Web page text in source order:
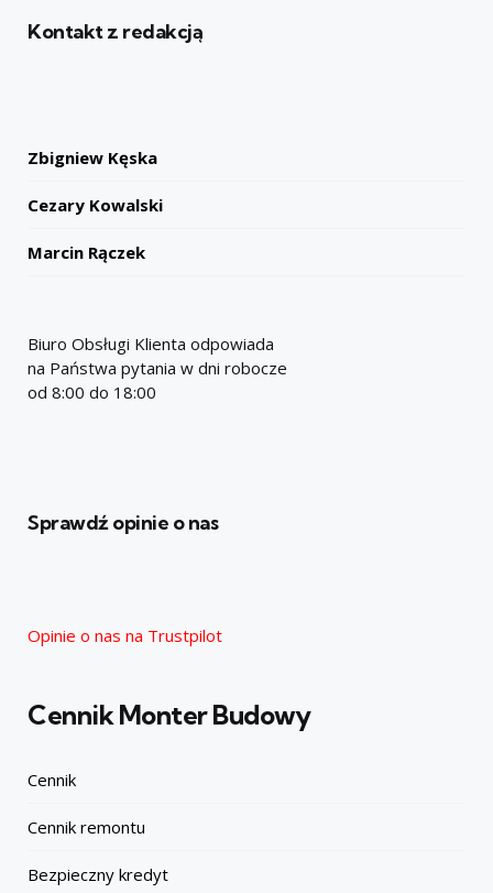
Kontakt z redakcją
Zbigniew Kęska
Cezary Kowalski
Marcin Rączek
Biuro Obsługi Klienta odpowiada
na Państwa pytania w dni robocze
od 8:00 do 18:00
Sprawdź opinie o nas
Opinie o nas na Trustpilot
Cennik Monter Budowy
Cennik
Cennik remontu
Bezpieczny kredyt